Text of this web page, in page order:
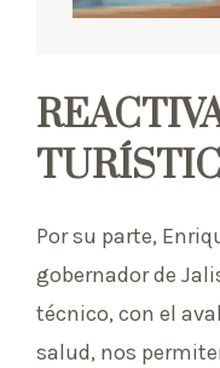
Por su parte,
gobernador de
técnico, con el
salud, nos